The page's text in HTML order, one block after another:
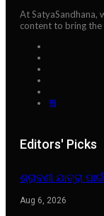
At SatyaSandhana,
content to bring the
Editors' Picks
ଶ୍ରାବଣୀ ଯାତ୍ରା
Aug 6, 2026